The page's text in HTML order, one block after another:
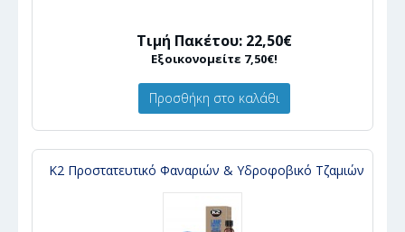
Τιμή Πακέτου: 22,50€
Εξοικονομείτε 7,50€!
Προσθήκη στο καλάθι
Κ2 Προστατευτικό Φαναριών & Υδροφοβικό Τζαμιών